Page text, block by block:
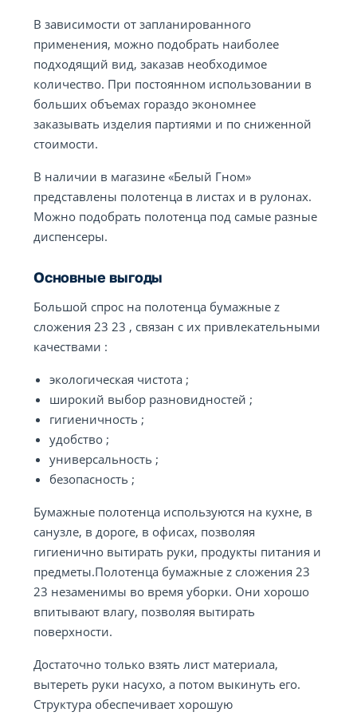
В зависимости от запланированного
применения, можно подобрать наиболее
подходящий вид, заказав необходимое
количество. При постоянном использовании в
больших объемах гораздо экономнее
заказывать изделия партиями и по сниженной
стоимости.
В наличии в магазине «Белый Гном»
представлены полотенца в листах и в рулонах.
Можно подобрать полотенца под самые разные
диспенсеры.
Основные выгоды
Большой спрос на полотенца бумажные z
сложения 23 23 , связан с их привлекательными
качествами :
экологическая чистота ;
широкий выбор разновидностей ;
гигиеничность ;
удобство ;
универсальность ;
безопасность ;
Бумажные полотенца используются на кухне, в
санузле, в дороге, в офисах, позволяя
гигиенично вытирать руки, продукты питания и
предметы.Полотенца бумажные z сложения 23
23 незаменимы во время уборки. Они хорошо
впитывают влагу, позволяя вытирать
поверхности.
Достаточно только взять лист материала,
вытереть руки насухо, а потом выкинуть его.
Структура обеспечивает хорошую